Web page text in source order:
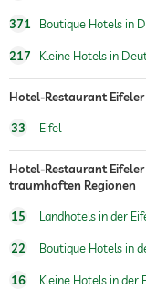
371 Boutique Hotels in
217 Kleine Hotels in
Hotel-Restaurant
33 Eifel
Hotel-Restaurant
traumhaften Regionen
15 Landhotels in der
22 Boutique Hotels in
16 Kleine Hotels in der